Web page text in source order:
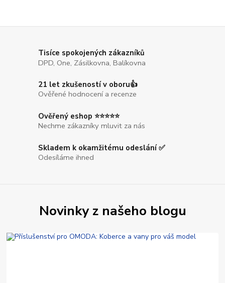
Tisíce spokojených zákazníků
DPD, One, Zásilkovna, Balíkovna
21 let zkušeností v oboru👍
Ověřené hodnocení a recenze
Ověřený eshop ⭐⭐⭐⭐⭐
Nechme zákazníky mluvit za nás
Skladem k okamžitému odeslání ✅
Odesíláme ihned
Novinky z našeho blogu